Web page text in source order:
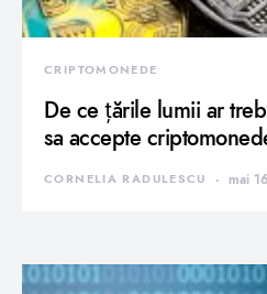
CRIPTOMONEDE
De ce țările lumii ar
sa accepte
CORNELIA RADULESCU mai